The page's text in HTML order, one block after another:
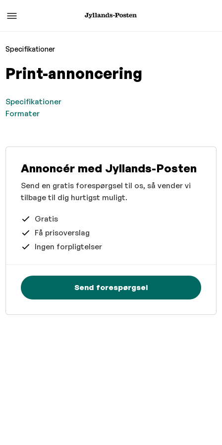
Specifikationer
Print-annoncering
Specifikationer
Formater
Annoncér med Jyllands-Posten
Send en gratis forespørgsel til os, så vender vi
tilbage til dig hurtigst muligt.
Gratis
Få prisoverslag
Ingen forpligtelser
Send forespørgsel